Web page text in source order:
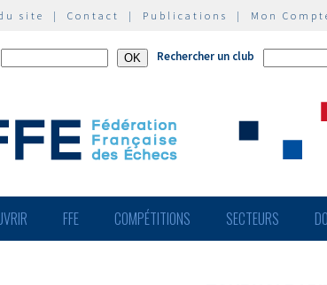
site | Contact | Publications | Mon
Rechercher un club
FFE COMPÉTITIONS SECTEURS